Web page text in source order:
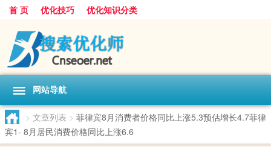
首 页 优化技巧 优化知识分类
网站导航
> 文章列表 > 菲律宾8月消费者价格同比上涨5.3预估增长4.7菲律
宾1- 8月居民消费价格同比上涨6.6